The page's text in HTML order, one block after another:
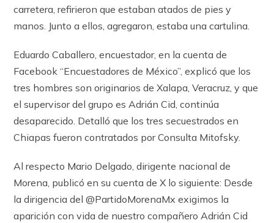
carretera, refirieron que estaban atados de pies y
manos. Junto a ellos, agregaron, estaba una cartulina.
Eduardo Caballero, encuestador, en la cuenta de
Facebook “Encuestadores de México”, explicó que los
tres hombres son originarios de Xalapa, Veracruz, y que
el supervisor del grupo es Adrián Cid, continúa
desaparecido. Detalló que los tres secuestrados en
Chiapas fueron contratados por Consulta Mitofsky.
Al respecto Mario Delgado, dirigente nacional de
Morena, publicó en su cuenta de X lo siguiente: Desde
la dirigencia del @PartidoMorenaMx exigimos la
aparición con vida de nuestro compañero Adrián Cid